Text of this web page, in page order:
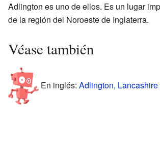
Adlington es uno de ellos. Es un lugar
de la región del Noroeste de Inglaterra.
Véase también
En inglés: Adlington,